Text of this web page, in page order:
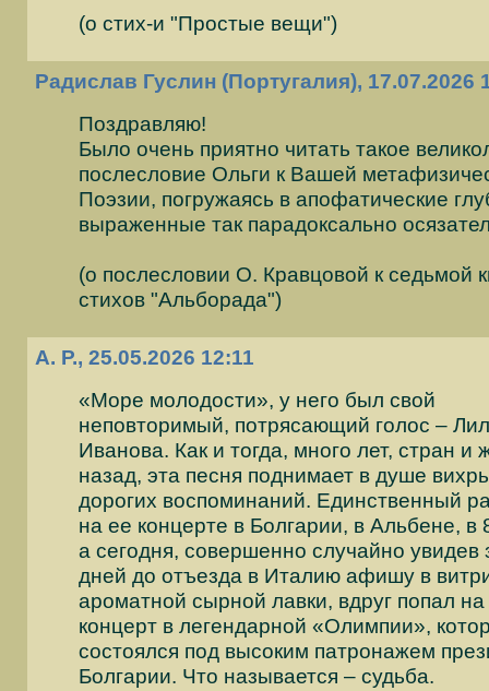
(о стих-и "Простые вещи")
Радислав Гуслин (Португалия), 17.07.2026
Поздравляю!
Было очень приятно читать такое
послесловие Ольги к Вашей
Поэзии, погружаясь в апофатические
выраженные так парадоксально
(о послесловии О. Кравцовой к седьмой
стихов "Альборада")
А. Р., 25.05.2026 12:11
«Море молодости», у него был свой
неповторимый, потрясающий голос –
Иванова. Как и тогда, много лет, стран и
назад, эта песня поднимает в душе
дорогих воспоминаний. Единственный
на ее концерте в Болгарии, в Альбене, в
а сегодня, совершенно случайно увидев
дней до отъезда в Италию афишу в
ароматной сырной лавки, вдруг попал
концерт в легендарной «Олимпии»,
состоялся под высоким патронажем
Болгарии. Что называется – судьба.